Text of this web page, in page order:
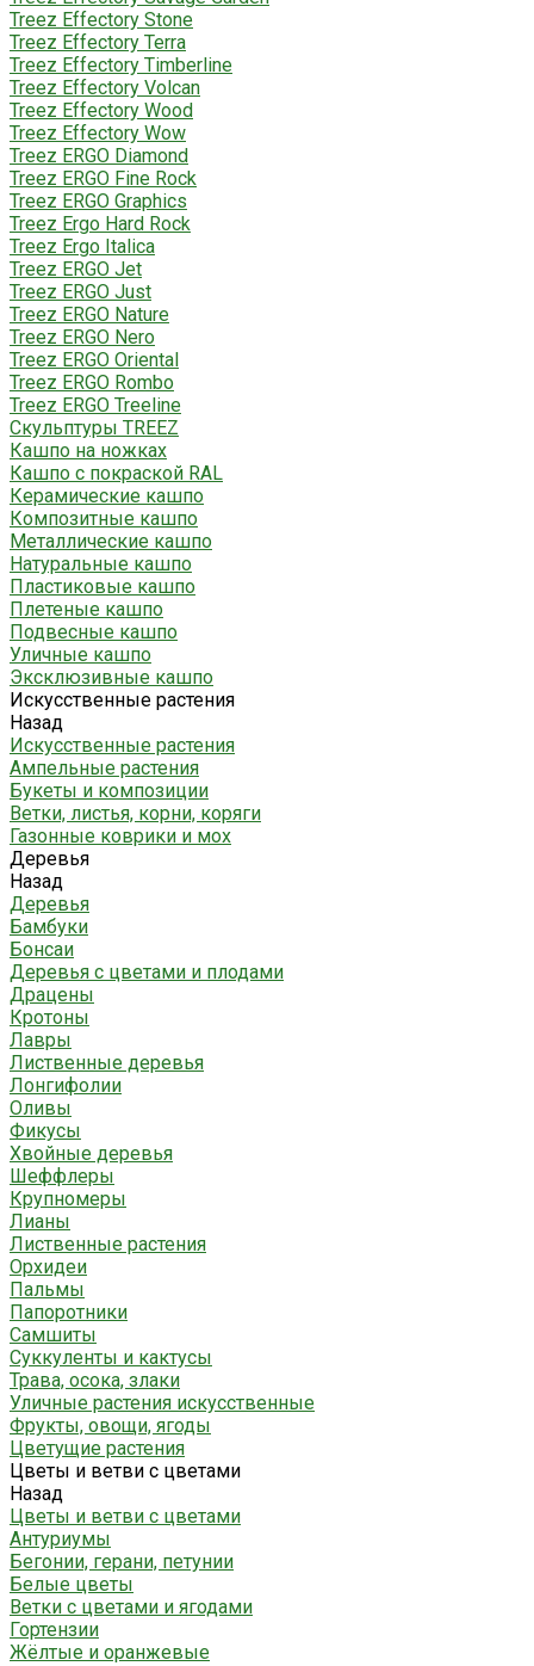
Treez Effectory Stone
Treez Effectory Terra
Treez Effectory Timberline
Treez Effectory Volcan
Treez Effectory Wood
Treez Effectory Wow
Treez ERGO Diamond
Treez ERGO Fine Rock
Treez ERGO Graphics
Treez Ergo Hard Rock
Treez Ergo Italica
Treez ERGO Jet
Treez ERGO Just
Treez ERGO Nature
Treez ERGO Nero
Treez ERGO Oriental
Treez ERGO Rombo
Treez ERGO Treeline
Скульптуры TREEZ
Кашпо на ножках
Кашпо с покраской RAL
Керамические кашпо
Композитные кашпо
Металлические кашпо
Натуральные кашпо
Пластиковые кашпо
Плетеные кашпо
Подвесные кашпо
Уличные кашпо
Эксклюзивные кашпо
Искусственные растения
Назад
Искусственные растения
Ампельные растения
Букеты и композиции
Ветки, листья, корни, коряги
Газонные коврики и мох
Деревья
Назад
Деревья
Бамбуки
Бонсаи
Деревья с цветами и плодами
Драцены
Кротоны
Лавры
Лиственные деревья
Лонгифолии
Оливы
Фикусы
Хвойные деревья
Шеффлеры
Крупномеры
Лианы
Лиственные растения
Орхидеи
Пальмы
Папоротники
Самшиты
Суккуленты и кактусы
Трава, осока, злаки
Уличные растения искусственные
Фрукты, овощи, ягоды
Цветущие растения
Цветы и ветви с цветами
Назад
Цветы и ветви с цветами
Антуриумы
Бегонии, герани, петунии
Белые цветы
Ветки с цветами и ягодами
Гортензии
Жёлтые и оранжевые